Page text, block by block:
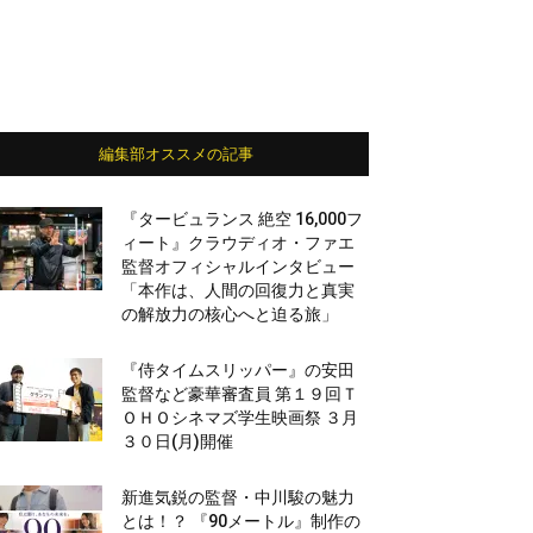
編集部オススメの記事
『タービュランス 絶空 16,000フ
ィート』クラウディオ・ファエ
監督オフィシャルインタビュー
「本作は、人間の回復力と真実
の解放力の核心へと迫る旅」
『侍タイムスリッパー』の安田
監督など豪華審査員 第１９回Ｔ
ＯＨＯシネマズ学生映画祭 ３月
３０日(月)開催
新進気鋭の監督・中川駿の魅力
とは！？ 『90メートル』制作の